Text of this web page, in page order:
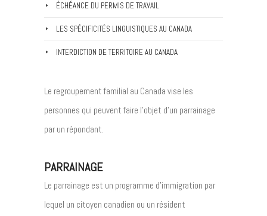
ÉCHÉANCE DU PERMIS DE TRAVAIL
LES SPÉCIFICITÉS LINGUISTIQUES AU CANADA
INTERDICTION DE TERRITOIRE AU CANADA
Le regroupement familial au Canada vise les
personnes qui peuvent faire l’objet d’un parrainage
par un répondant.
PARRAINAGE
Le parrainage est un programme d’immigration par
lequel un citoyen canadien ou un résident